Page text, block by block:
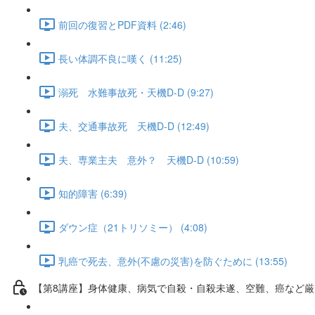
前回の復習とPDF資料 (2:46)
長い体調不良に嘆く (11:25)
溺死 水難事故死・天機D-D (9:27)
夫、交通事故死 天機D-D (12:49)
夫、専業主夫 意外？ 天機D-D (10:59)
知的障害 (6:39)
ダウン症（21トリソミー） (4:08)
乳癌で死去、意外(不慮の災害)を防ぐために (13:55)
【第8講座】身体健康、病気で自殺・自殺未遂、空難、癌など厳